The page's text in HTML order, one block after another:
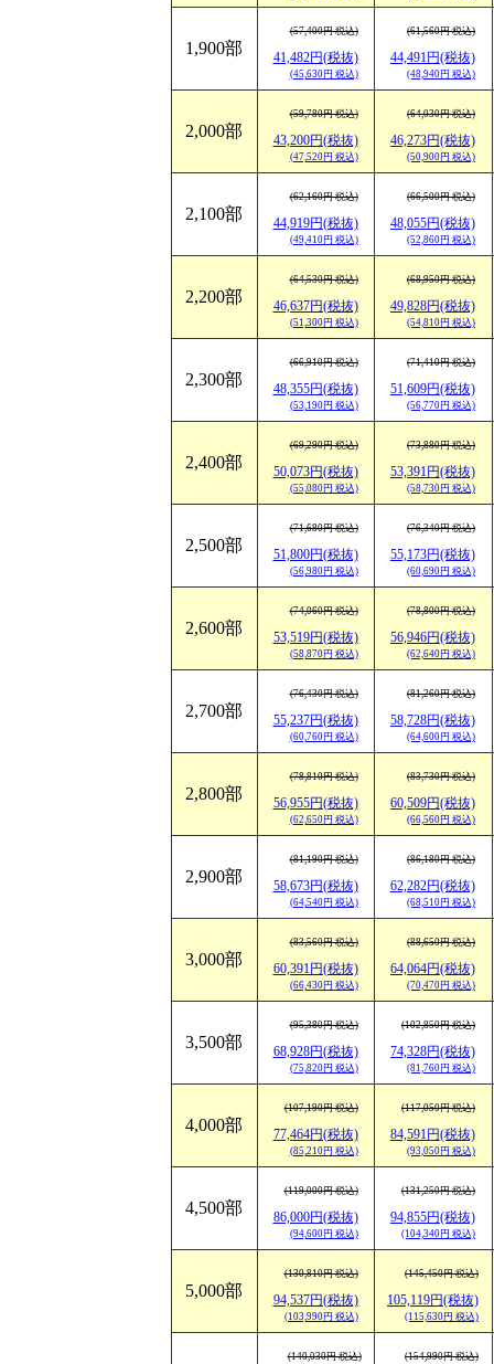
1,900部
(57,400円 税込)
41,482円(税抜)
(45,630円 税込)
(61,560円 税込)
44,491円(税抜)
(48,940円 税込)
2,000部
(59,780円 税込)
43,200円(税抜)
(47,520円 税込)
(64,030円 税込)
46,273円(税抜)
(50,900円 税込)
2,100部
(62,160円 税込)
44,919円(税抜)
(49,410円 税込)
(66,500円 税込)
48,055円(税抜)
(52,860円 税込)
2,200部
(64,530円 税込)
46,637円(税抜)
(51,300円 税込)
(68,950円 税込)
49,828円(税抜)
(54,810円 税込)
2,300部
(66,910円 税込)
48,355円(税抜)
(53,190円 税込)
(71,410円 税込)
51,609円(税抜)
(56,770円 税込)
2,400部
(69,290円 税込)
50,073円(税抜)
(55,080円 税込)
(73,880円 税込)
53,391円(税抜)
(58,730円 税込)
2,500部
(71,680円 税込)
51,800円(税抜)
(56,980円 税込)
(76,340円 税込)
55,173円(税抜)
(60,690円 税込)
2,600部
(74,060円 税込)
53,519円(税抜)
(58,870円 税込)
(78,800円 税込)
56,946円(税抜)
(62,640円 税込)
2,700部
(76,430円 税込)
55,237円(税抜)
(60,760円 税込)
(81,260円 税込)
58,728円(税抜)
(64,600円 税込)
2,800部
(78,810円 税込)
56,955円(税抜)
(62,650円 税込)
(83,730円 税込)
60,509円(税抜)
(66,560円 税込)
2,900部
(81,190円 税込)
58,673円(税抜)
(64,540円 税込)
(86,180円 税込)
62,282円(税抜)
(68,510円 税込)
3,000部
(83,560円 税込)
60,391円(税抜)
(66,430円 税込)
(88,650円 税込)
64,064円(税抜)
(70,470円 税込)
3,500部
(95,380円 税込)
68,928円(税抜)
(75,820円 税込)
(102,850円 税込)
74,328円(税抜)
(81,760円 税込)
4,000部
(107,190円 税込)
77,464円(税抜)
(85,210円 税込)
(117,050円 税込)
84,591円(税抜)
(93,050円 税込)
4,500部
(119,000円 税込)
86,000円(税抜)
(94,600円 税込)
(131,250円 税込)
94,855円(税抜)
(104,340円 税込)
5,000部
(130,810円 税込)
94,537円(税抜)
(103,990円 税込)
(145,450円 税込)
105,119円(税抜)
(115,630円 税込)
(140,030円 税込) (154,990円 税込)